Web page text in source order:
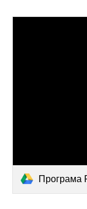
Програма